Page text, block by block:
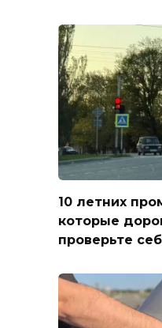
10 летних
которые
проверьте